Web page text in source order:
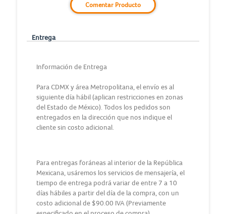
Comentar Producto
Entrega
Información de Entrega
Para CDMX y área Metropolitana, el envío es al
siguiente día hábil (aplican restricciones en zonas
del Estado de México). Todos los pedidos son
entregados en la dirección que nos indique el
cliente sin costo adicional.
Para entregas foráneas al interior de la República
Mexicana, usáremos los servicios de mensajería, el
tiempo de entrega podrá variar de entre 7 a 10
días hábiles a partir del día de la compra, con un
costo adicional de $90.00 IVA (Previamente